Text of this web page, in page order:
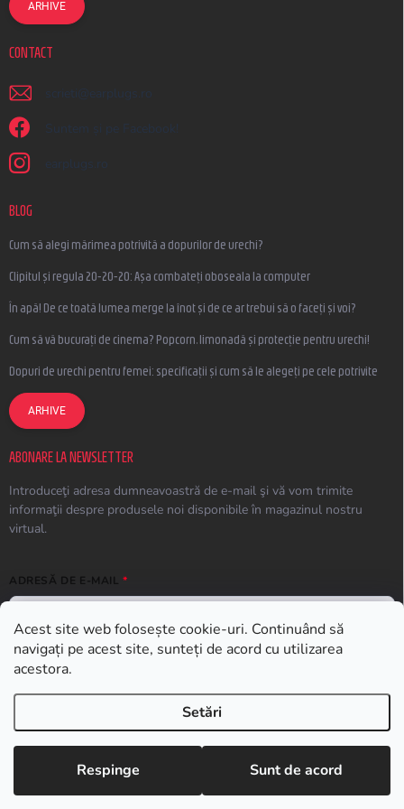
Acest site web folosește cookie-uri. Continuând să
navigați pe acest site, sunteți de acord cu utilizarea
acestora.
Setări
Respinge Sunt de acord
ARHIVE
CONTACT
scrieti @ earplugs.ro
Suntem și pe Facebook!
earplugs.ro
BLOG
Cum să alegi mărimea potrivită a dopurilor de urechi?
Clipitul și regula 20-20-20: Așa combateți oboseala la computer
În apă! De ce toată lumea merge la înot și de ce ar trebui să o faceți și voi?
Cum să vă bucurați de cinema? Popcorn, limonadă și protecție pentru urechi!
Dopuri de urechi pentru femei: specificații și cum să le alegeți pe cele potrivite
ARHIVE
ABONARE LA NEWSLETTER
Introduceţi adresa dumneavoastră de e-mail şi vă vom trimite
informaţii despre produsele noi disponibile în magazinul nostru
virtual.
ADRESĂ DE E-MAIL
ABONARE
Creat de Shoptet
Drepturi de autor 2026 . Toate drepturile rezervate.